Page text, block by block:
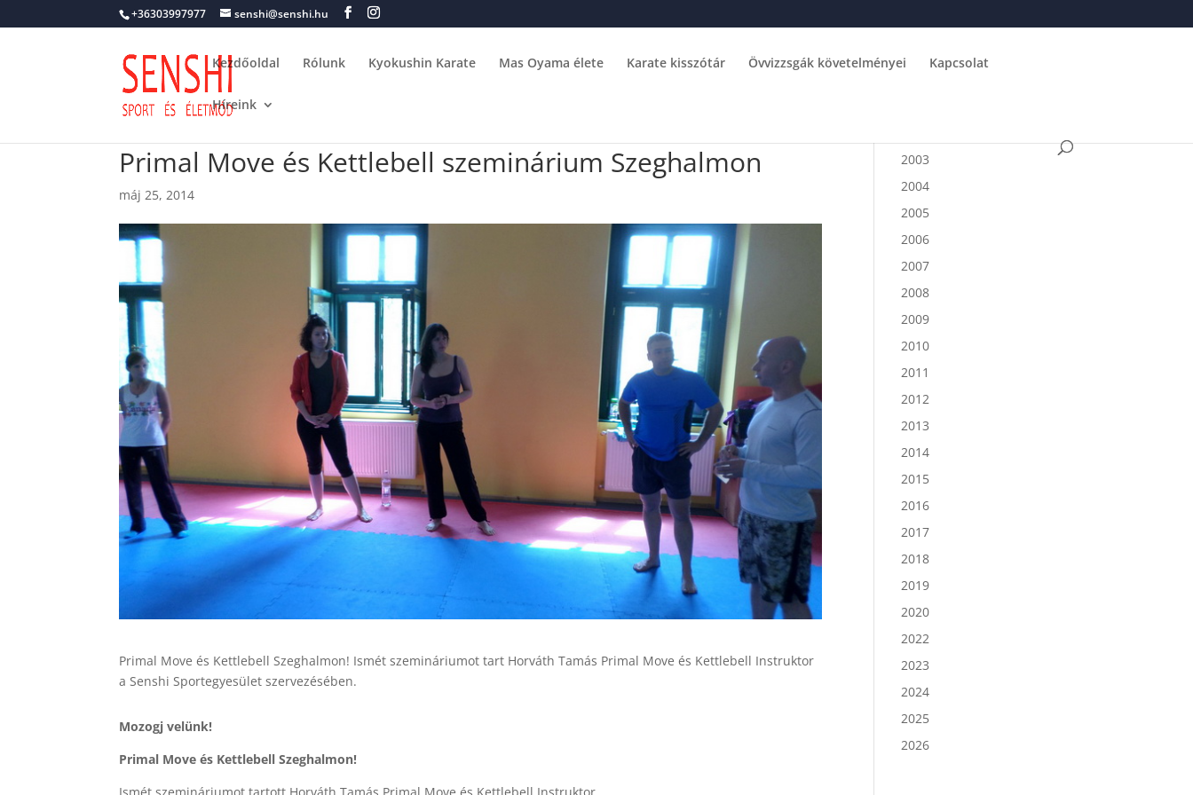
+36303997977 senshi@senshi.hu
Kezdőoldal Rólunk Kyokushin Karate Mas Oyama élete Karate kisszótár Övvizzsgák követelményei Kapcsolat
Híreink
Primal Move és Kettlebell szeminárium Szeghalmon
máj 25, 2014
Primal Move és Kettlebell Szeghalmon! Ismét szemináriumot tart Horváth Tamás Primal Move és Kettlebell Instruktor
a Senshi Sportegyesület szervezésében.
Mozogj velünk!
Primal Move és Kettlebell Szeghalmon!
2003
2004
2005
2006
2007
2008
2009
2010
2011
2012
2013
2014
2015
2016
2017
2018
2019
2020
2022
2023
2024
2025
2026